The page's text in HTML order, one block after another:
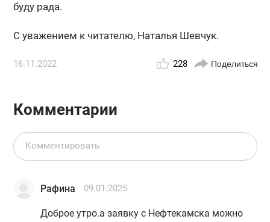
буду рада.
С уважением к читателю, Наталья Шевчук.
16.11.2022 228 Поделиться
Комментарии
Рафина 09.01.2025
Доброе утро.а заявку с Нефтекамска можно